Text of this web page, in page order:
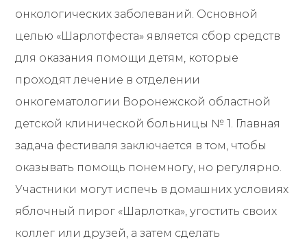
онкологических заболеваний. Основной
целью «Шарлотфеста» является сбор средств
для оказания помощи детям, которые
проходят лечение в отделении
онкогематологии Воронежской областной
детской клинической больницы № 1. Главная
задача фестиваля заключается в том, чтобы
оказывать помощь понемногу, но регулярно.
Участники могут испечь в домашних условиях
яблочный пирог «Шарлотка», угостить своих
коллег или друзей, а затем сделать